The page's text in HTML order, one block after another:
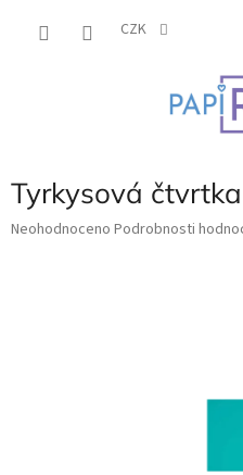
CZK
Tyrkysová
Průměrné
Neohodnoceno Podrobnosti